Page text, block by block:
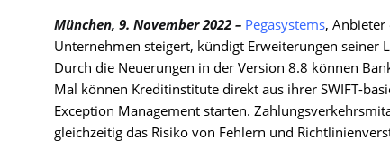
München, 9. November 2022 – Pegasystems,
Unternehmen steigert, kündigt Erweiterungen seiner
Durch die Neuerungen in der Version 8.8 können
Mal können Kreditinstitute direkt aus ihrer SWIFT-
Exception Management starten.
gleichzeitig das Risiko von Fehlern und